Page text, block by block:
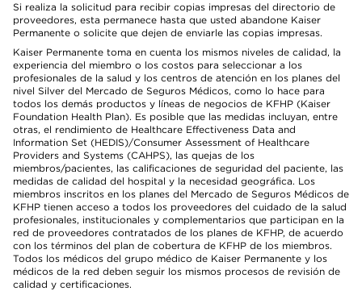
Si realiza la solicitud para recibir copias impresas del directorio de
proveedores, esta permanece hasta que usted abandone Kaiser
Permanente o solicite que dejen de enviarle las copias impresas.
Kaiser Permanente toma en cuenta los mismos niveles de calidad, la
experiencia del miembro o los costos para seleccionar a los
profesionales de la salud y los centros de atención en los planes del
nivel Silver del Mercado de Seguros Médicos, como lo hace para
todos los demás productos y líneas de negocios de KFHP (Kaiser
Foundation Health Plan). Es posible que las medidas incluyan, entre
otras, el rendimiento de Healthcare Effectiveness Data and
Information Set (HEDIS)/Consumer Assessment of Healthcare
Providers and Systems (CAHPS), las quejas de los
miembros/pacientes, las calificaciones de seguridad del paciente, las
medidas de calidad del hospital y la necesidad geográfica. Los
miembros inscritos en los planes del Mercado de Seguros Médicos de
KFHP tienen acceso a todos los proveedores del cuidado de la salud
profesionales, institucionales y complementarios que participan en la
red de proveedores contratados de los planes de KFHP, de acuerdo
con los términos del plan de cobertura de KFHP de los miembros.
Todos los médicos del grupo médico de Kaiser Permanente y los
médicos de la red deben seguir los mismos procesos de revisión de
calidad y certificaciones.